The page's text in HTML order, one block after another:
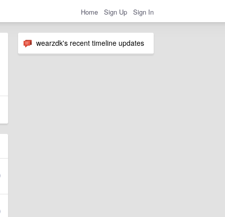
Home Sign Up Sign In
wearzdk's recent timeline updates